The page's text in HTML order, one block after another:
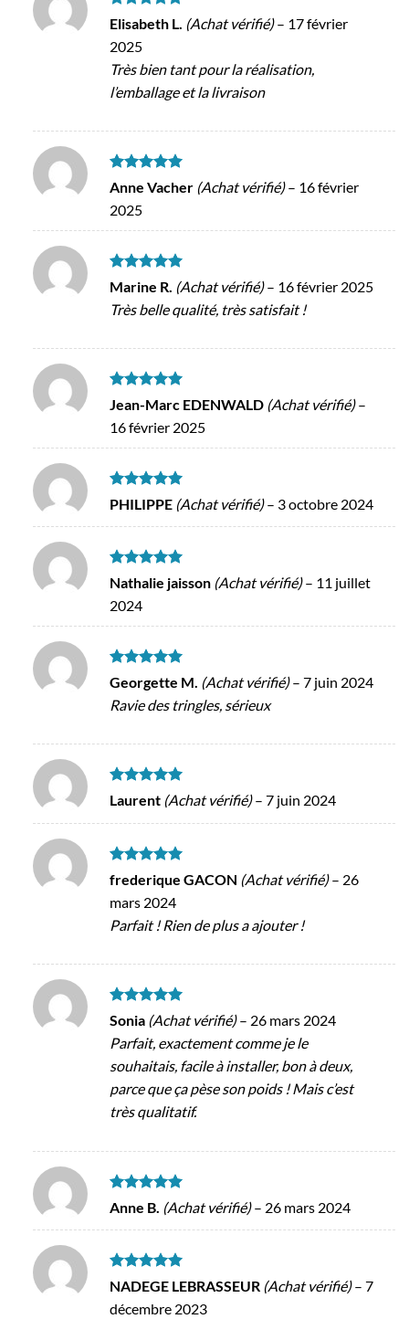
Note5sur
5
Elisabeth L. (Achat vérifié) – 17 février
2025
Très bien tant pour la réalisation,
l’emballage et la livraison
Note 5sur
5
Anne Vacher (Achat vérifié) – 16 février
2025
Note5sur
5
Marine R. (Achat vérifié) – 16 février 2025
Très belle qualité, très satisfait !
Note 5sur
5
Jean-Marc EDENWALD (Achat vérifié) –
16 février 2025
Note5sur
5
PHILIPPE (Achat vérifié) – 3 octobre 2024
Note5sur
5
Nathalie jaisson (Achat vérifié) – 11 juillet
2024
Note5sur
5
Georgette M. (Achat vérifié) – 7 juin 2024
Ravie des tringles, sérieux
Note5sur
5
Laurent (Achat vérifié) – 7 juin 2024
Note5sur
5
frederique GACON (Achat vérifié) – 26
mars 2024
Parfait ! Rien de plus a ajouter !
Note5sur
5
Sonia (Achat vérifié) – 26 mars 2024
Parfait, exactement comme je le
souhaitais, facile à installer, bon à deux,
parce que ça pèse son poids ! Mais c’est
très qualitatif.
Note 5sur
5
Anne B. (Achat vérifié) – 26 mars 2024
Note5sur
5
NADEGE LEBRASSEUR (Achat vérifié) – 7
décembre 2023